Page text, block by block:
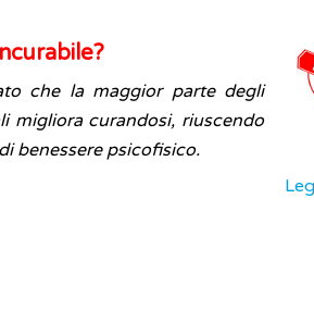
che la maggior parte degli
migliora curandosi, riuscendo
benessere psicofisico.